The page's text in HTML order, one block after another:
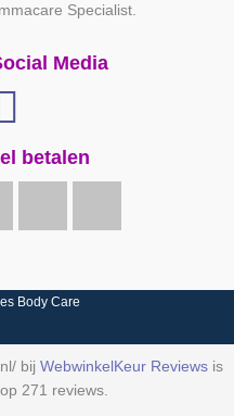
Specialist.
Media
betalen
Body Care
bij WebwinkelKeur Reviews is
271 reviews.